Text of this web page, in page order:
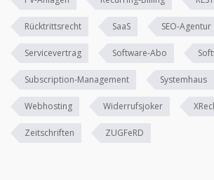
Rücktrittsrecht SaaS SEO-Agentur
Servicevertrag Software-Abo
Subscription-Management Systemhaus
Webhosting Widerrufsjoker
Zeitschriften ZUGFeRD